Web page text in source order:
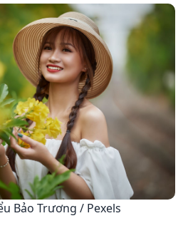
Bảo Trương / Pexels